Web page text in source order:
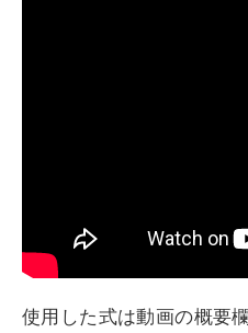
使用した式は動画の概要